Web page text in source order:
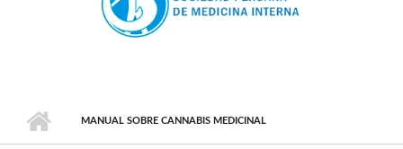
MANUAL SOBRE CANNABIS MEDICINAL